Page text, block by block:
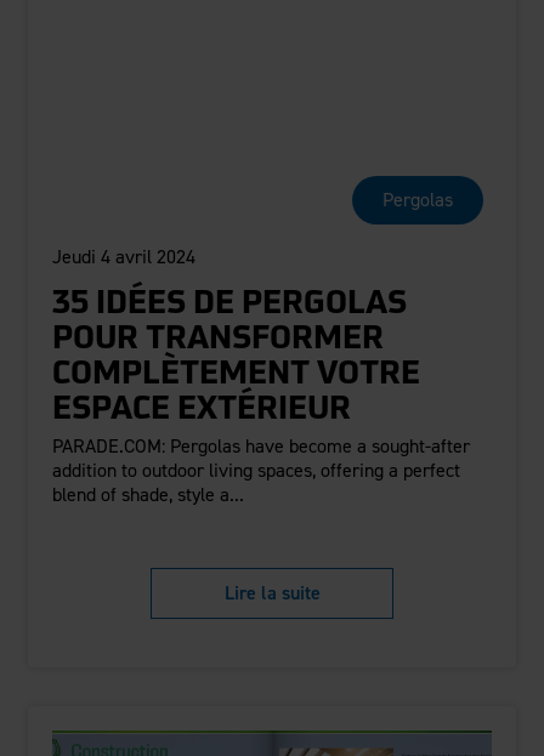
Pergolas
Jeudi 4 avril 2024
35 IDÉES DE PERGOLAS
POUR TRANSFORMER
COMPLÈTEMENT VOTRE
ESPACE EXTÉRIEUR
PARADE.COM: Pergolas have become a sought-after
addition to outdoor living spaces, offering a perfect
blend of shade, style a...
Lire la suite